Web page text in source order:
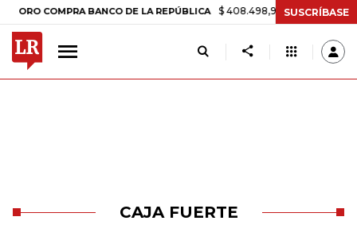
COMPRA BANCO DE LA REPÚBLICA $ 408.498,97 +$ 8.753,81 +2,19%
SUSCRÍBASE
CAJA FUERTE